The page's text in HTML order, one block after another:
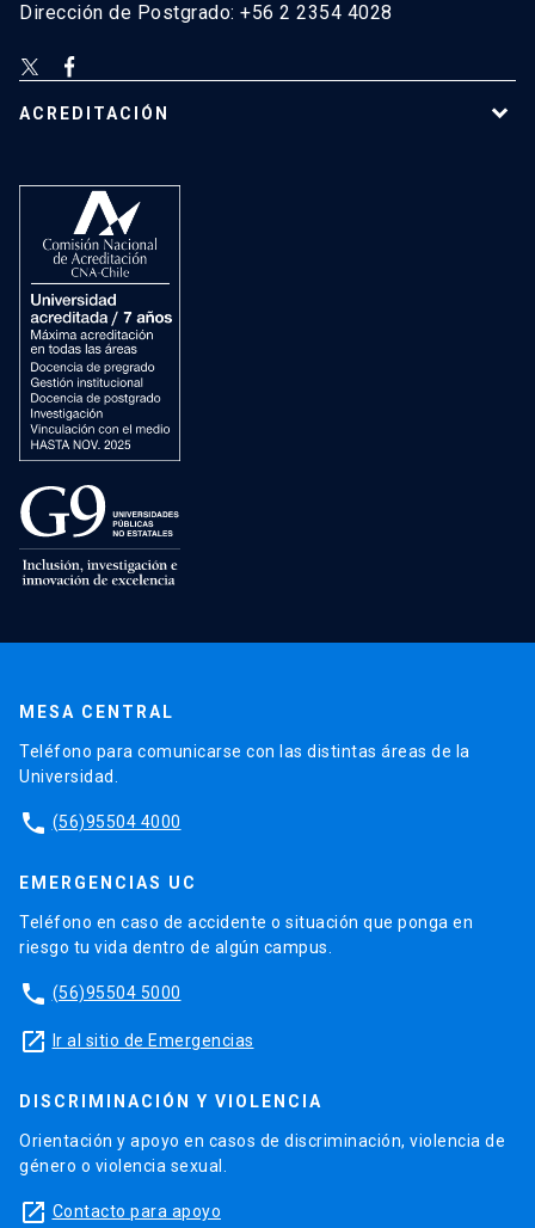
Dirección de Postgrado: +56 2 2354 4028
ACREDITACIÓN
MESA CENTRAL
Teléfono para comunicarse con las distintas áreas de la
Universidad.
phone (56)95504 4000
EMERGENCIAS UC
Teléfono en caso de accidente o situación que ponga en
riesgo tu vida dentro de algún campus.
phone (56)95504 5000
launch Ir al sitio de Emergencias
DISCRIMINACIÓN Y VIOLENCIA
Orientación y apoyo en casos de discriminación, violencia de
género o violencia sexual.
launch Contacto para apoyo